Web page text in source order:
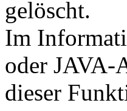
gelöscht.
Im
oder JAVA-
dieser